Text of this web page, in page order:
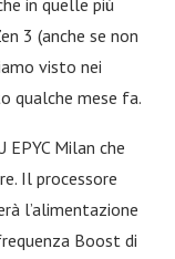
in quelle più
3 (anche se non
visto nei
qualche mese fa.
EPYC Milan che
Il processore
l’alimentazione
Boost di